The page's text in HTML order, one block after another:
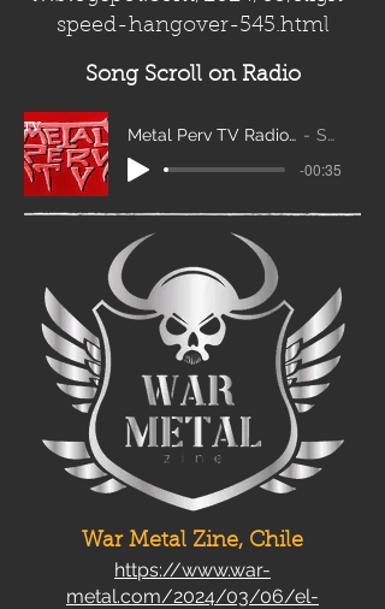
speed-hangover-545.html
Song Scrollon Radio
Metal Perv TV Radio Scroll_edit2 Sanity
-00:35
War Metal Zine, Chile
https://www.war-
metal.com/2024/03/06/el-